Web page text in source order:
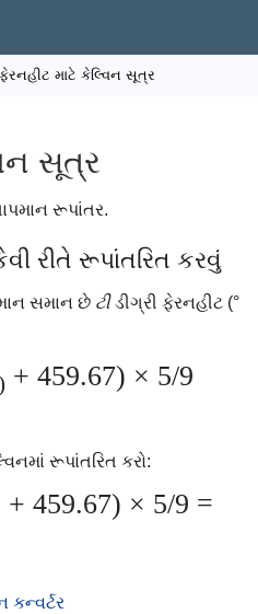
માટે કેલ્વિન સૂત્ર
સૂત્ર
રૂપાંતર.
રીતે રૂપાંતરિત કરવું
સમાન છે ટીડીગ્રી ફેરનહીટ (°
+ 459.67) × 5/9
રૂપાંતરિત કરો:
459.67) × 5/9 =
કન્વર્ટર